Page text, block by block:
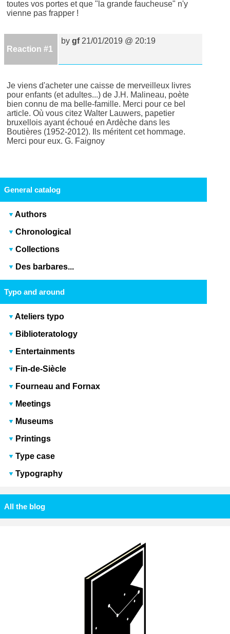
toutes vos portes et que "la grande faucheuse" n'y
vienne pas frapper !
Reaction #1
bygf21/01/2019 @ 20:19
Je viens d'acheter une caisse de merveilleux livres
pour enfants (et adultes...) de J.H. Malineau, poète
bien connu de ma belle-famille. Merci pour ce bel
article. Où vous citez Walter Lauwers, papetier
bruxellois ayant échoué en Ardèche dans les
Boutières (1952-2012). Ils méritent cet hommage.
Merci pour eux. G. Faignoy
General catalog
Authors
Chronological
Collections
Des barbares...
Typo and around
Ateliers typo
Biblioteratology
Entertainments
Fin-de-Siècle
Fourneau and Fornax
Meetings
Museums
Printings
Type case
Typography
All the blog